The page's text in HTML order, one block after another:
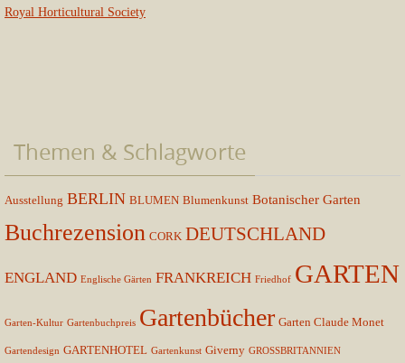
Royal Horticultural Society
Themen & Schlagworte
Ausstellung BERLIN BLUMEN Blumenkunst Botanischer Garten
Buchrezension CORK DEUTSCHLAND
ENGLAND Englische Gärten FRANKREICH Friedhof GARTEN
Garten-Kultur Gartenbuchpreis Gartenbücher Garten Claude Monet
Gartendesign GARTENHOTEL Gartenkunst Giverny GROSSBRITANNIEN